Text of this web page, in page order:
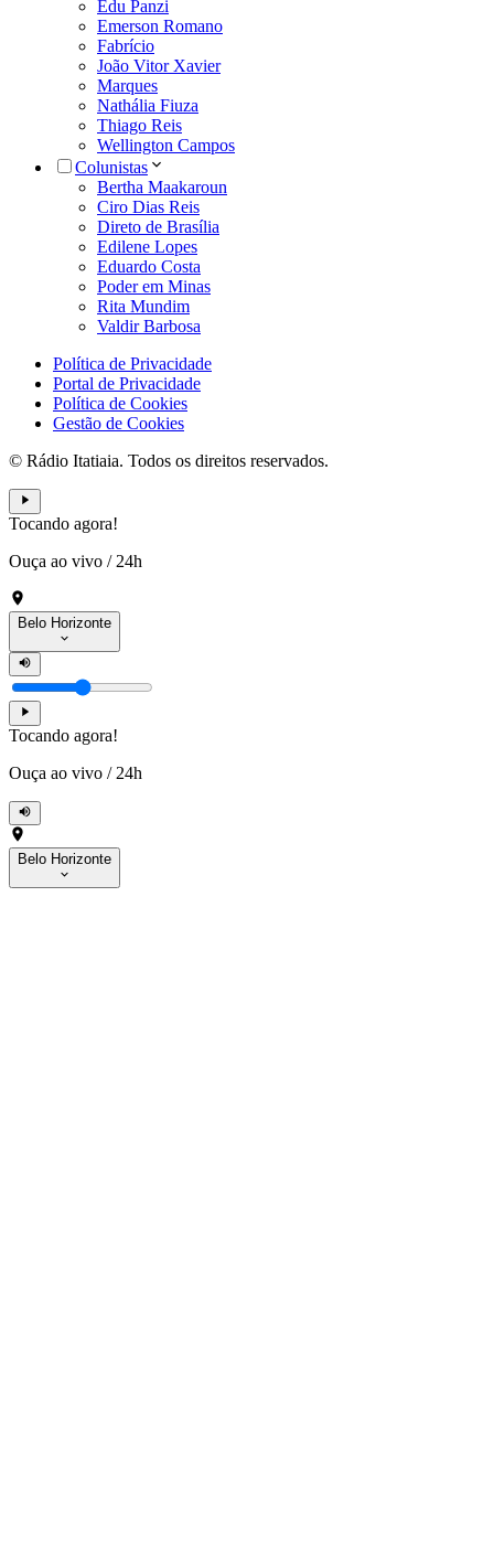
Edu Panzi
Emerson Romano
Fabrício
João Vitor Xavier
Marques
Nathália Fiuza
Thiago Reis
Wellington Campos
Colunistas
Bertha Maakaroun
Ciro Dias Reis
Direto de Brasília
Edilene Lopes
Eduardo Costa
Poder em Minas
Rita Mundim
Valdir Barbosa
Política de Privacidade
Portal de Privacidade
Política de Cookies
Gestão de Cookies
© Rádio Itatiaia. Todos os direitos reservados.
Tocando agora!
Ouça ao vivo / 24h
Belo Horizonte
Tocando agora!
Ouça ao vivo / 24h
Belo Horizonte